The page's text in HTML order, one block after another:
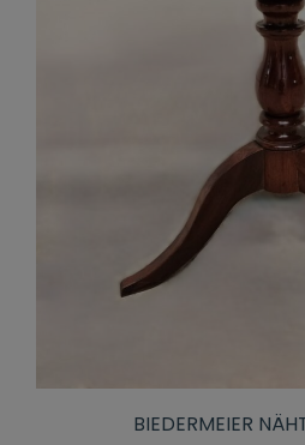
BIEDERMEIER